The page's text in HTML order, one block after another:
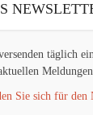
täglich
Sie sich für den